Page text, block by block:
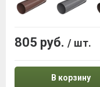
805 руб. / шт.
В корзину